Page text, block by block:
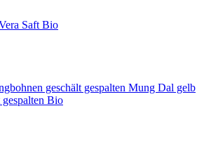
Saft Bio
Mung Dal gelb
Bio